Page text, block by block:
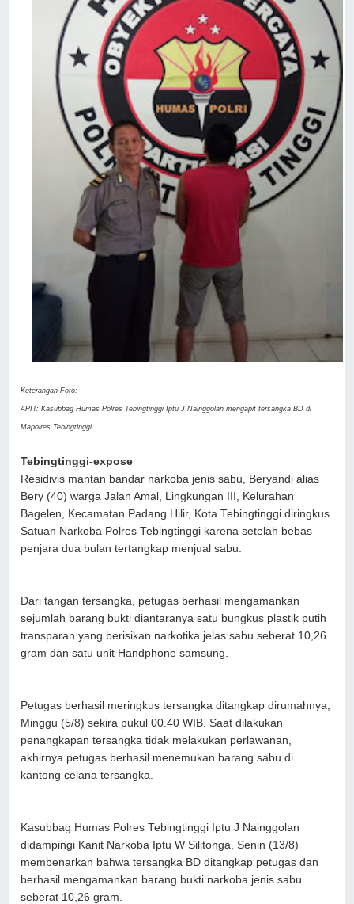
Keterangan Foto:
APIT: Kasubbag Humas Polres Tebingtinggi Iptu J Nainggolan mengapit tersangka BD di
Mapolres Tebingtinggi.
Tebingtinggi-expose
Residivis mantan bandar narkoba jenis sabu, Beryandi alias
Bery (40) warga Jalan Amal, Lingkungan III, Kelurahan
Bagelen, Kecamatan Padang Hilir, Kota Tebingtinggi diringkus
Satuan Narkoba Polres Tebingtinggi karena setelah bebas
penjara dua bulan tertangkap menjual sabu.
Dari tangan tersangka, petugas berhasil mengamankan
sejumlah barang bukti diantaranya satu bungkus plastik putih
transparan yang berisikan narkotika jelas sabu seberat 10,26
gram dan satu unit Handphone samsung.
Petugas berhasil meringkus tersangka ditangkap dirumahnya,
Minggu (5/8) sekira pukul 00.40 WIB. Saat dilakukan
penangkapan tersangka tidak melakukan perlawanan,
akhirnya petugas berhasil menemukan barang sabu di
kantong celana tersangka.
Kasubbag Humas Polres Tebingtinggi Iptu J Nainggolan
didampingi Kanit Narkoba Iptu W Silitonga, Senin (13/8)
membenarkan bahwa tersangka BD ditangkap petugas dan
berhasil mengamankan barang bukti narkoba jenis sabu
seberat 10,26 gram.